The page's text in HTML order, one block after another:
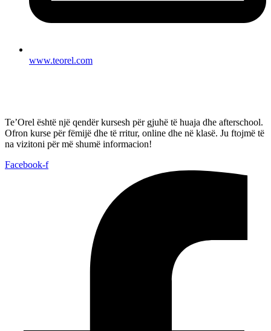
www.teorel.com
Te’Orel është një qendër kursesh për gjuhë të huaja dhe afterschool.
Ofron kurse për fëmijë dhe të rritur, online dhe në klasë. Ju ftojmë të
na vizitoni për më shumë informacion!
Facebook-f